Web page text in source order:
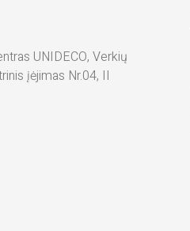
UNIDECO, Verkių
įėjimas Nr.04, II